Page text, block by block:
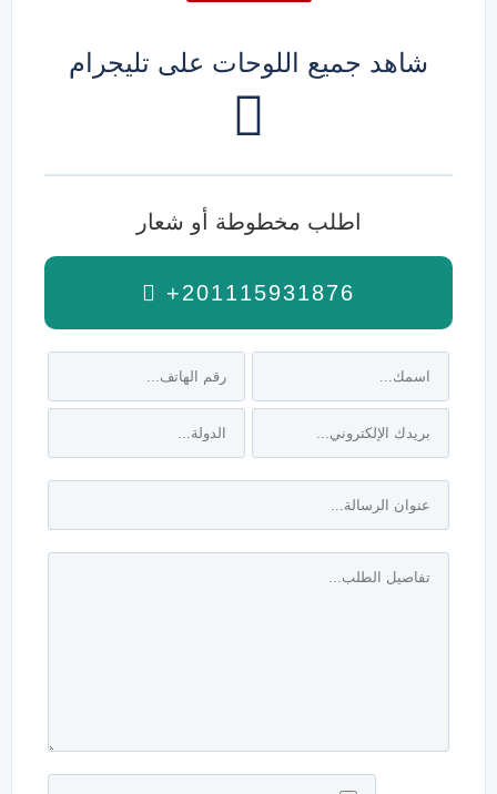
شاهد جميع اللوحات على تليجرام
اطلب مخطوطة أو شعار
+201115931876